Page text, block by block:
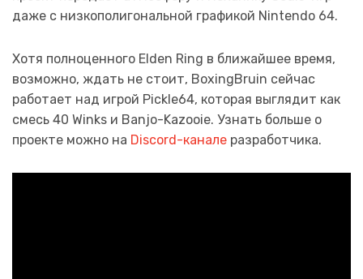
даже с низкополигональной графикой Nintendo 64.
Хотя полноценного Elden Ring в ближайшее время,
возможно, ждать не стоит, BoxingBruin сейчас
работает над игрой Pickle64, которая выглядит как
смесь 40 Winks и Banjo-Kazooie. Узнать больше о
проекте можно на Discord-канале разработчика.